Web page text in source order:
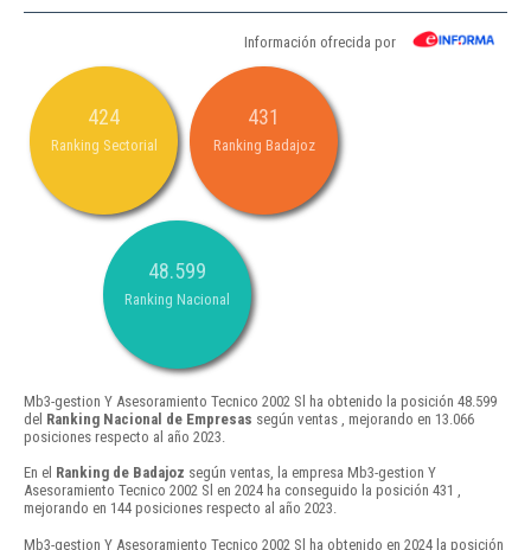
Información ofrecida por
424
Ranking Sectorial
431
Ranking Badajoz
48.599
Ranking Nacional
Mb3-gestion Y Asesoramiento Tecnico 2002 Sl ha obtenido la posición 48.599
del Ranking Nacional de Empresas según ventas , mejorando en 13.066
posiciones respecto al año 2023.
En el Ranking de Badajoz según ventas, la empresa Mb3-gestion Y
Asesoramiento Tecnico 2002 Sl en 2024 ha conseguido la posición 431 ,
mejorando en 144 posiciones respecto al año 2023.
Mb3-gestion Y Asesoramiento Tecnico 2002 Sl ha obtenido en 2024 la posición